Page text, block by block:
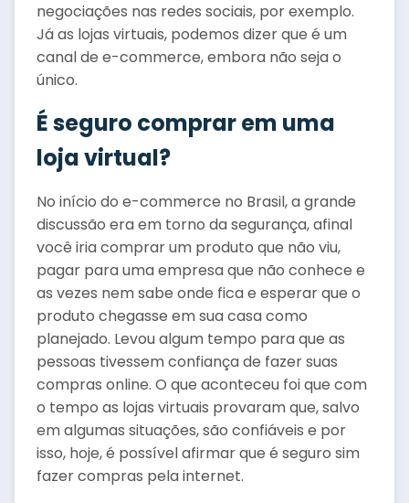
negociações nas redes sociais, por exemplo.
Já as lojas virtuais, podemos dizer que é um
canal de e-commerce, embora não seja o
único.
É seguro comprar em uma
loja virtual?
No início do e-commerce no Brasil, a grande
discussão era em torno da segurança, afinal
você iria comprar um produto que não viu,
pagar para uma empresa que não conhece e
as vezes nem sabe onde fica e esperar que o
produto chegasse em sua casa como
planejado. Levou algum tempo para que as
pessoas tivessem confiança de fazer suas
compras online. O que aconteceu foi que com
o tempo as lojas virtuais provaram que, salvo
em algumas situações, são confiáveis e por
isso, hoje, é possível afirmar que é seguro sim
fazer compras pela internet.